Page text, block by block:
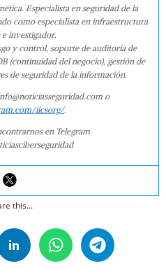
Especialista en seguridad de la
como especialista en infraestructura
e investigador.
y control, soporte de auditoría de
(continuidad del negocio), gestión de
de seguridad de la información.
o
iicsorg/.
en Telegram
this...